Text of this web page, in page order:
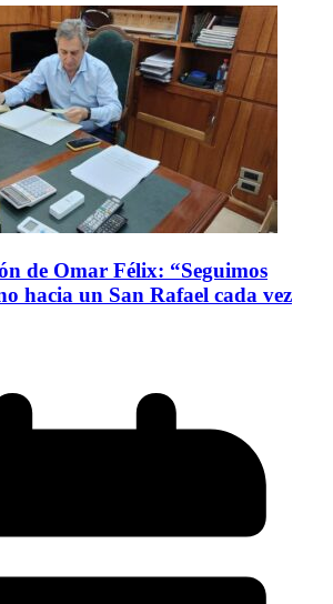
de Omar Félix: “Seguimos
hacia un San Rafael cada vez